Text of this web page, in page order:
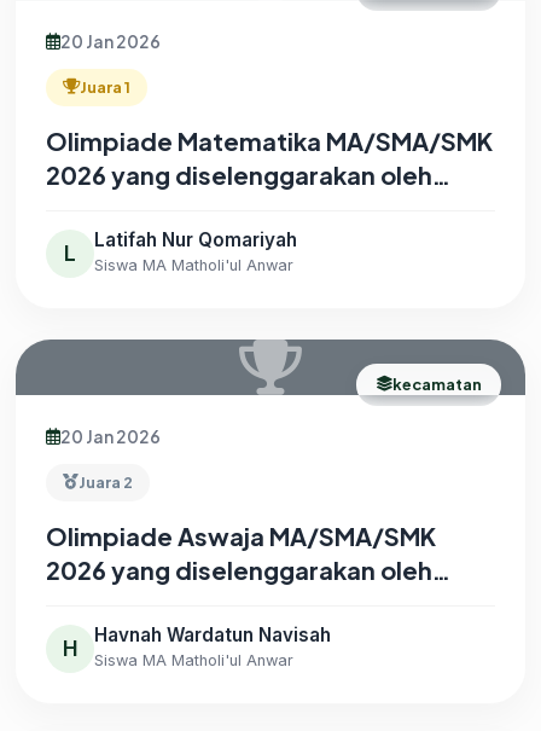
20 Jan 2026
Juara 1
Olimpiade Matematika MA/SMA/SMK
2026 yang diselenggarakan oleh
Karanggeneng
L Latifah Nur Qomariyah
Siswa MA Matholi'ul Anwar
kecamatan
20 Jan 2026
Juara 2
Olimpiade Aswaja MA/SMA/SMK
2026 yang diselenggarakan oleh
Karanggeneng
H Havnah Wardatun Navisah
Siswa MA Matholi'ul Anwar